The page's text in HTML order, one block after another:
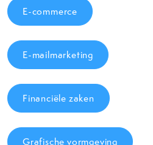
E-commerce
E-mailmarketing
Financiële zaken
Grafische vormgeving